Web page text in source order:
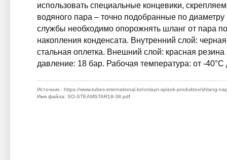
использовать специальные концевики,
водяного пара – точно подобранные по
службы необходимо опорожнять шланг от пара
накопления конденсата. Внутренний слой:
стальная оплетка. Внешний слой: красная
давление: 18 бар. Рабочая температура: от -
Источник : https://www.tubes-international.kz/onlayn-spisok-produktov/shlang-
Имя файла: SO-STEAMSTAR18-38.pdf